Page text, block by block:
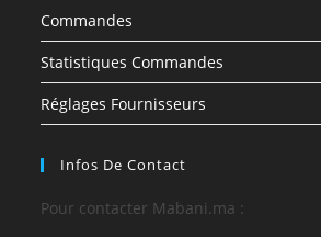
Commandes
Statistiques Commandes
Réglages Fournisseurs
Infos De Contact
Pour contacter Mabani.ma :